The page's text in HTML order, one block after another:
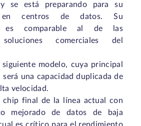
se está preparando para su
en centros de datos. Su
es comparable al de las
comerciales del
modelo, cuya principal
una capacidad duplicada de
velocidad.
chip final de la línea actual con
mejorado de datos de baja